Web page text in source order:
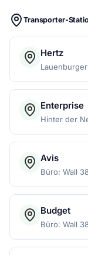
Transporter-
Hertz
Enterprise
Hinter der
Avis
Büro: Wall
Budget
Büro: Wall